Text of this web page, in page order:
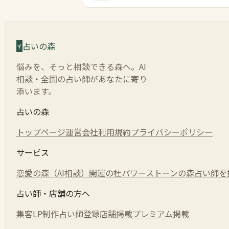
占いの森
悩みを、そっと相談できる森へ。AI
相談・全国の占い師があなたに寄り
添います。
占いの森
トップページ運営会社利用規約プライバシーポリシー
サービス
恋愛の森（AI相談） 開運の杜パワーストーンの森占い師
占い師・店舗の方へ
集客LP制作占い師登録店舗掲載プレミアム掲載